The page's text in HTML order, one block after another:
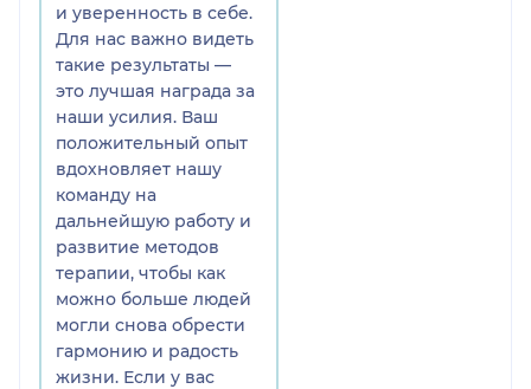
и уверенность в себе.
Для нас важно видеть
такие результаты —
это лучшая награда за
наши усилия. Ваш
положительный опыт
вдохновляет нашу
команду на
дальнейшую работу и
развитие методов
терапии, чтобы как
можно больше людей
могли снова обрести
гармонию и радость
жизни. Если у вас